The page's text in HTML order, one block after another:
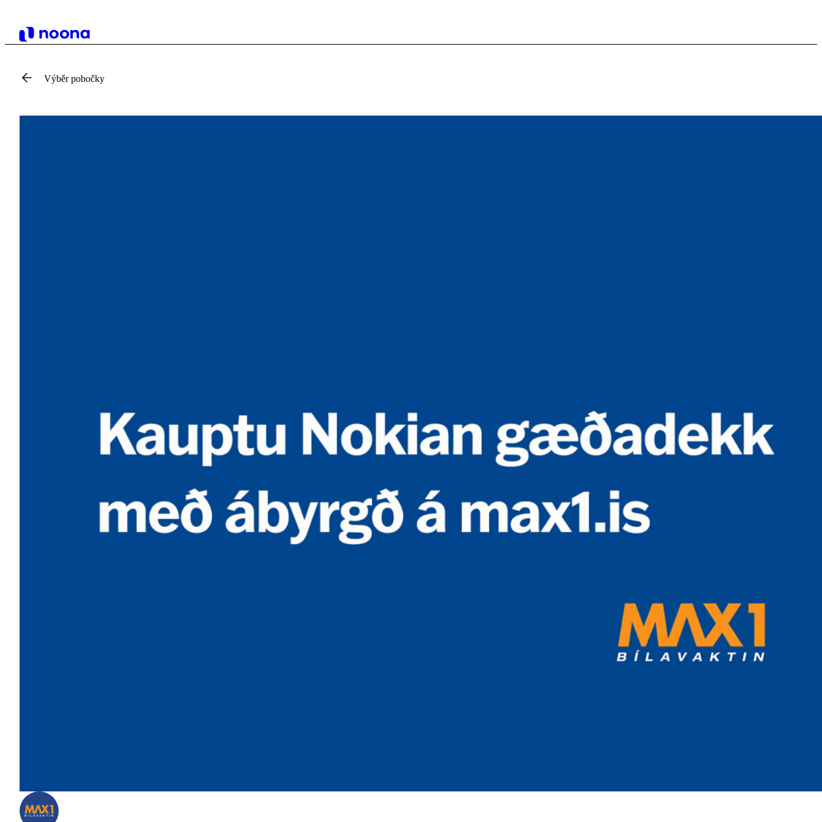
Výběr pobočky